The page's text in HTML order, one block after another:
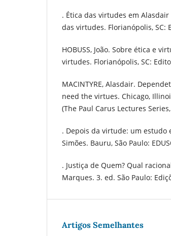
. Ética das virtudes em Alasdair
das virtudes. Florianópolis, SC:
HOBUSS, João. Sobre ética e
virtudes. Florianópolis, SC:
MACINTYRE, Alasdair.
need the virtues. Chicago,
(The Paul Carus Lectures
. Depois da virtude: um estudo
Simões. Bauru, São Paulo:
. Justiça de Quem? Qual
Marques. 3. ed. São Paulo:
Artigos Semelhantes